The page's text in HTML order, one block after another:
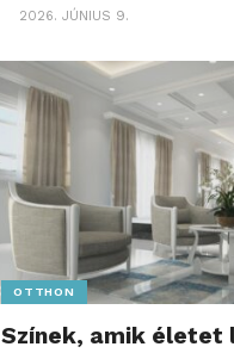
2026. JÚNIUS 9.
OTTHON
Színek, amik életet